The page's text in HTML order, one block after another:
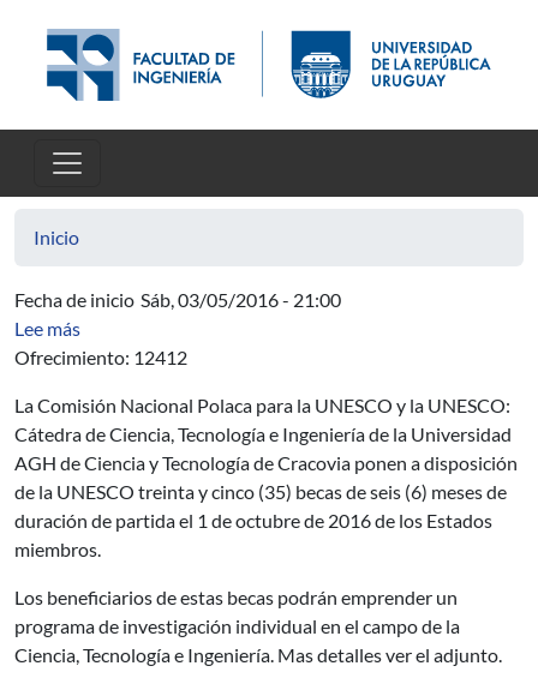
Inicio
Fecha de inicio Sáb, 03/05/2016 - 21:00
Lee mássobre AUCI - Programa UNESCO / POLONIA Becas
Ofrecimiento: 12412
La Comisión Nacional Polaca para la UNESCO y la UNESCO:
Cátedra de Ciencia, Tecnología e Ingeniería de la Universidad
AGH de Ciencia y Tecnología de Cracovia ponen a disposición
de la UNESCO treinta y cinco (35) becas de seis (6) meses de
duración de partida el 1 de octubre de 2016 de los Estados
miembros.
Los beneficiarios de estas becas podrán emprender un
programa de investigación individual en el campo de la
Ciencia, Tecnología e Ingeniería. Mas detalles ver el adjunto.